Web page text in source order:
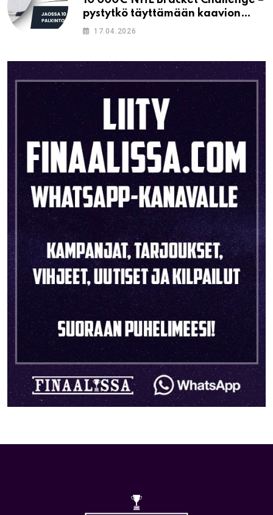
pystytkö täyttämään kaavion
oikein?
17.04.2026